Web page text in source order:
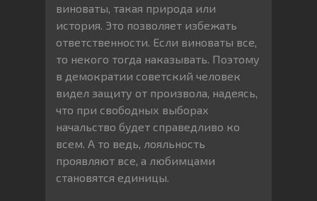
виноваты, такая природа или
история. Это позволяет избежать
ответственности. Если виноваты все,
то некого тогда наказывать. Поэтому
в демократии советский человек
видел защиту от произвола, надеясь,
что при свободных выборах
начальство будет справедливо ко
всем. А то ведь, лояльность
проявляют все, а любимцами
становятся единицы.